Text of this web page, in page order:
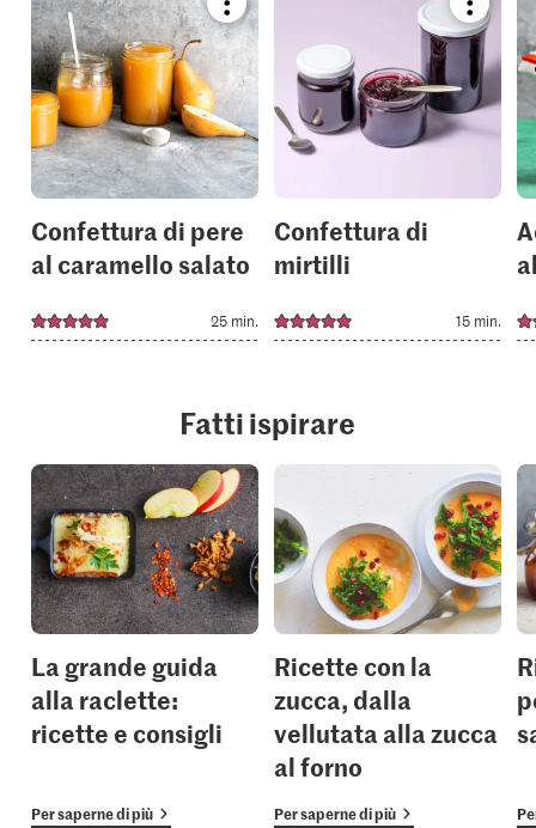
Bookmark
recipe
add
it
to
your
collections.
Confettura di pere
al caramello salato
25 min.
recipe
or
add
it
to
your
Confettura di
mirtilli
15 min.
Fatti ispirare
La grande guida
alla raclette:
ricette e consigli
Per saperne di più
Ricette con la
zucca, dalla
vellutata alla zucca
al forno
Per saperne di più